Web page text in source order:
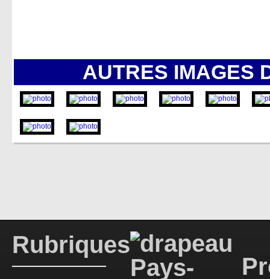
AUTRES IMAGES
Rubriques